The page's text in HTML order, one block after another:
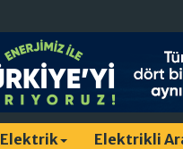
Elektrik Elektrikli